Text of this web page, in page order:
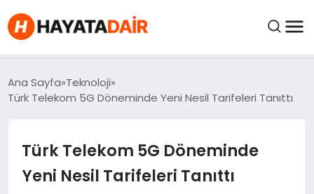
FIYATLAR
HABERLER
Ana Sayfa Teknoloji
Türk Telekom 5G Döneminde Yeni Nesil Tarifeleri Tanıttı
Türk Telekom 5G Döneminde
Yeni Nesil Tarifeleri Tanıttı